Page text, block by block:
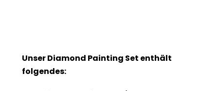
Unser Diamond Painting Set enthält
folgendes: